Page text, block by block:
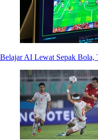
Belajar AI Lewat Sepak Bola,